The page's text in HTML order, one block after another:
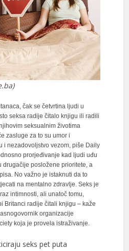
čak se četvrtina ljudi u
seksa radije čitalo knjigu ili radili
seksualnim životima
zasluge za to su umor i
i nezadovoljstvo vezom, piše Daily
prorjeđivanje kad ljudi uđu
drugačije posložene prioritete, a
No važno je istaknuti da to
na mentalno zdravlje. Seks je
intimnosti, ali unatoč tomu,
Britanci radije čitali knjigu – kaže
organizacije
koja je provela istraživanje.
seks pet puta